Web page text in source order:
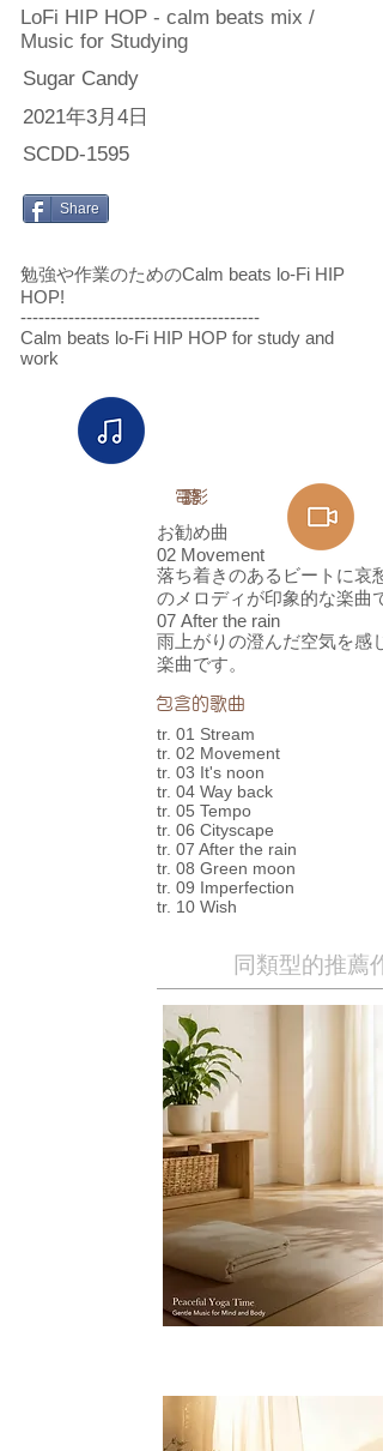
LoFi HIP HOP - calm beats mix /
Music for Studying
Sugar Candy
2021年3月4日
SCDD-1595
Share
勉強や作業のためのCalm beats lo-Fi HIP
HOP!
----------------------------------------
Calm beats lo-Fi HIP HOP for study and
work
聽
電影
お勧め曲
02 Movement
落ち着きのあるビートに哀
のメロディが印象的な楽曲
07 After the rain
雨上がりの澄んだ空気を感
楽曲です。
包含的歌曲
tr. 01 Stream
tr. 02 Movement
tr. 03 It's noon
tr. 04 Way back
tr. 05 Tempo
tr. 06 Cityscape
tr. 07 After the rain
tr. 08 Green moon
tr. 09 Imperfection
tr. 10 Wish
同類型的推薦